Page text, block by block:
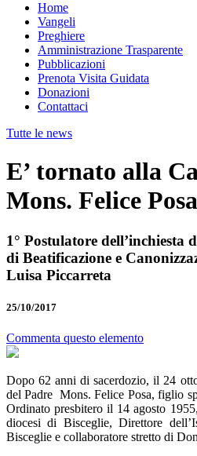
Home
Vangeli
Preghiere
Amministrazione Trasparente
Pubblicazioni
Prenota Visita Guidata
Donazioni
Contattaci
Tutte le news
E’ tornato alla
Mons. Felice Posa
1° Postulatore dell’inchiesta
di Beatificazione e
Luisa Piccarreta
25/10/2017
Commenta questo elemento
Dopo 62 anni di sacerdozio, il 24
del Padre Mons. Felice Posa, figlio
Ordinato presbitero il 14 agosto
diocesi di Bisceglie, Direttore
Bisceglie e collaboratore stretto di